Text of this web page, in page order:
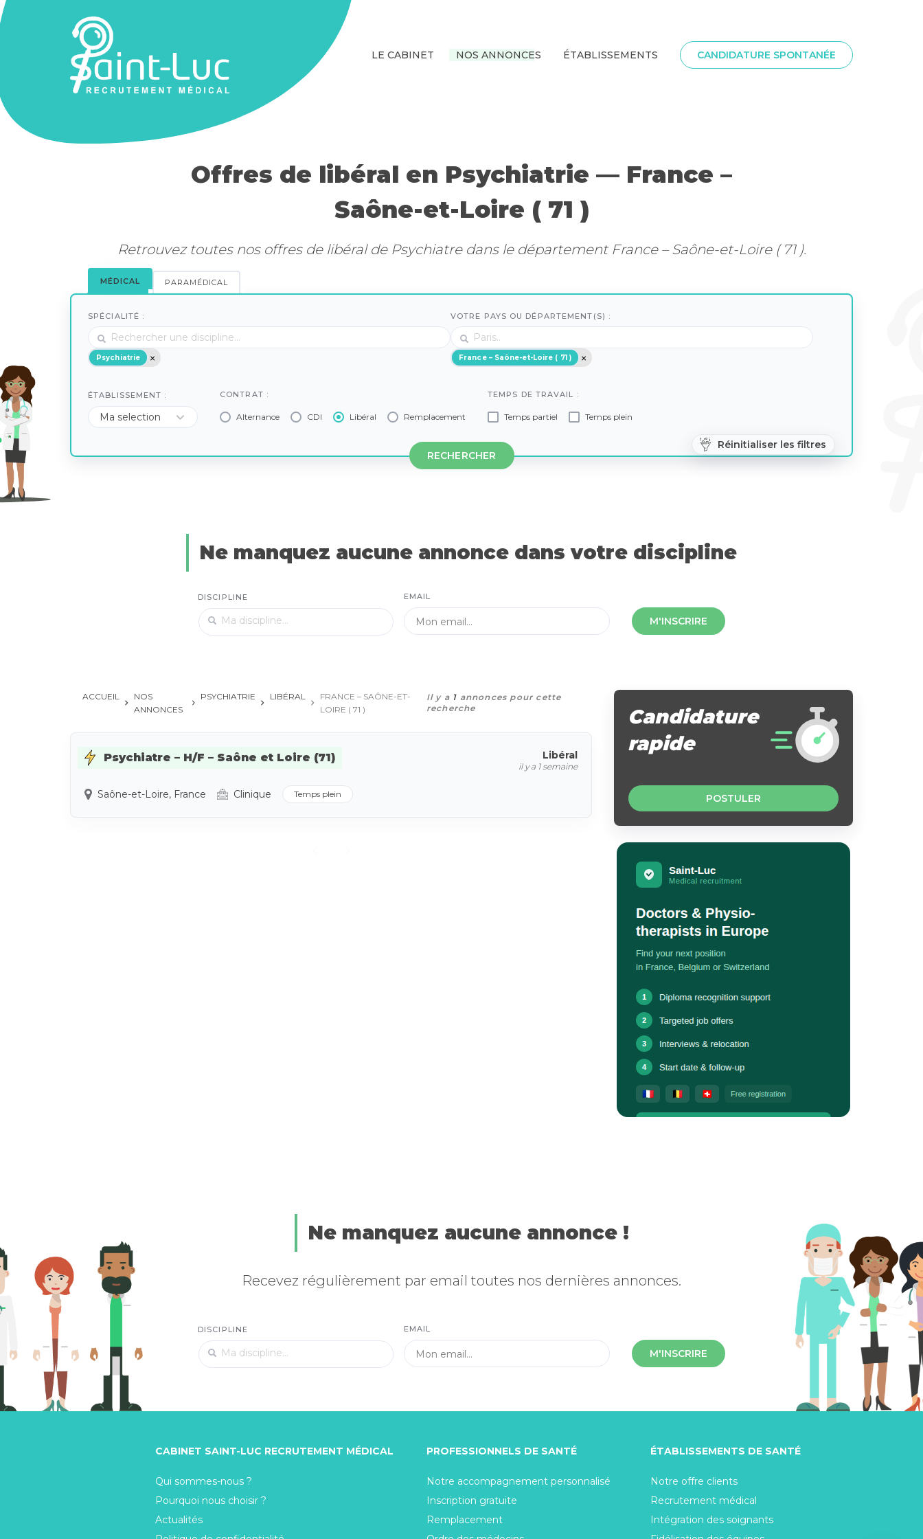
LE CABINET NOS ANNONCES ÉTABLISSEMENTS CANDIDATURE SPONTANÉE
Offres de libéral en Psychiatrie — France –
Saône-et-Loire ( 71 )
Retrouvez toutes nos offres de libéral de Psychiatre dans le département France – Saône-et-Loire ( 71 ).
MÉDICAL PARAMÉDICAL
SPÉCIALITÉ :
Psychiatrie
VOTRE PAYS OU DÉPARTEMENT(S) :
France – Saône-et-Loire ( 71 )
Réinitialiser les filtres
ÉTABLISSEMENT : CONTRAT :
Alternance CDI Libéral Remplacement
TEMPS DE TRAVAIL :
Temps partiel Temps plein
RECHERCHER
Ne manquez aucune annonce dans votre discipline
DISCIPLINE EMAIL
M'INSCRIRE
ACCUEIL
NOS
ANNONCES
PSYCHIATRIE LIBÉRAL
FRANCE – SAÔNE-ET-
LOIRE ( 71 )
Il y a 1 annonces pour cette
recherche
Psychiatre – H/F – Saône et Loire (71) Libéral
il y a 1 semaine
Saône-et-Loire, France Clinique Temps plein
Candidature
rapide
POSTULER
Ne manquez aucune annonce !
Recevez régulièrement par email toutes nos dernières annonces.
DISCIPLINE EMAIL
M'INSCRIRE
CABINET SAINT-LUC RECRUTEMENT MÉDICAL
Qui sommes-nous ?
Pourquoi nous choisir ?
Actualités
PROFESSIONNELS DE SANTÉ
Notre accompagnement personnalisé
Inscription gratuite
Remplacement
ÉTABLISSEMENTS DE SANTÉ
Notre offre clients
Recrutement médical
Intégration des soignants